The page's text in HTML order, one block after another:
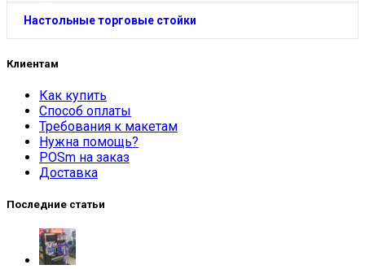
Настольные торговые стойки
Клиентам
Как купить
Способ оплаты
Требования к макетам
Нужна помощь?
POSm на заказ
Доставка
Последние статьи